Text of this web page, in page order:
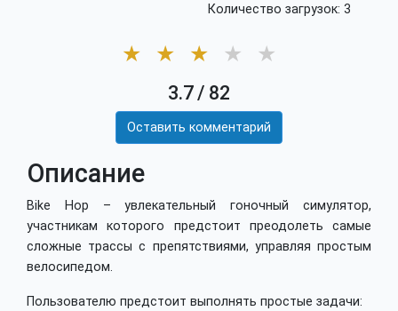
Количество загрузок: 3
★ ★ ★ ★ ★
3.7/ 82
Оставить комментарий
Описание
Bike Hop – увлекательный гоночный симулятор,
участникам которого предстоит преодолеть самые
сложные трассы с препятствиями, управляя простым
велосипедом.
Пользователю предстоит выполнять простые задачи: